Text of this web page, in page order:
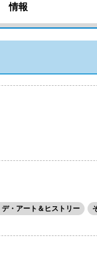
情報
デ・アート＆ヒストリー